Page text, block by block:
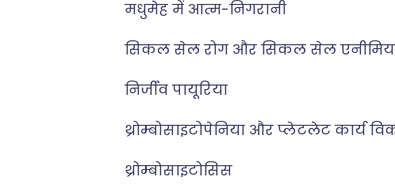
मधुमेह में आत्म-निगरानी
सिकल सेल रोग और सिकल सेल
निर्जीव पायूरिया
थ्रोम्बोसाइटोपेनिया और प्लेटलेट कार्य
थ्रोम्बोसाइटोसिस